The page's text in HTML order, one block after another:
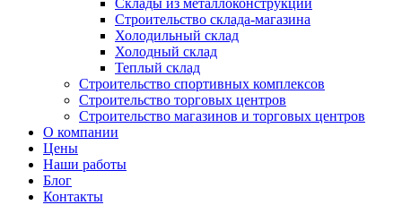
Склады из металлоконструкций
Строительство склада-магазина
Холодильный склад
Холодный склад
Теплый склад
Строительство спортивных комплексов
Строительство торговых центров
Строительство магазинов и торговых центров
О компании
Цены
Наши работы
Блог
Контакты